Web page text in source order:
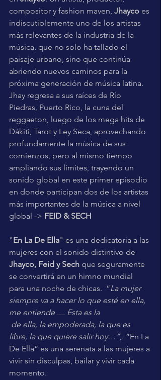
compositor y fashion maven, Jhayco es
indiscutiblemente uno de los artistas
más relevantes de la industria de la
música, que no solo ha tallado el
paisaje urbano, sino que continúa
abriendo nuevos caminos para la
próxima generación de música latina.
Jhay regresa a sus raíces de Río
Piedras, Puerto Rico, la cuna del
reggaeton, luego de los mega hits de
Dákiti, Tarot y Ley Seca, aprovechando
profundamente la música de sus
comienzos, pero al mismo tiempo
ampliando sus límites, trayendo un
sonido global en este primer episodio
en donde participan dos de los artistas
más importantes de la música a nivel
global -> FEID & SECH
"En La De Ella" es una dedicatoria a las
mujeres con el sonido distintivo de
Jhayco, Feid y Sech que seguramente
se convertirá en un himno mundial
para una noche de chicas.  “La mujer
siempre va a hacer lo que esté en ella,
me entiende .... Esta es la
de ella, la empoderada, la que es
libre, la que quiere salir hoy…”,. “En La
De Ella” es una serenata a las mujeres a
vivir sin disculpas, bailar y vivir cada
momento.